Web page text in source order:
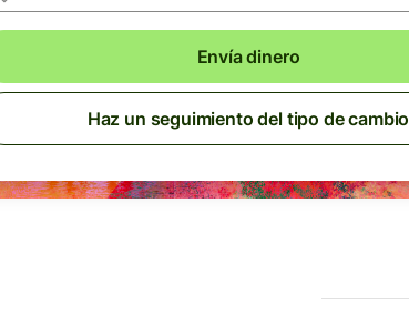
Envía dinero
Haz un seguimiento del tipo de cambio